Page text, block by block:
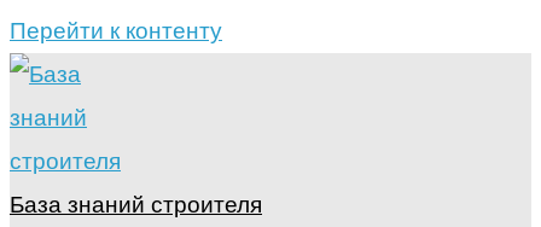
Перейти к контенту
База знаний строителя